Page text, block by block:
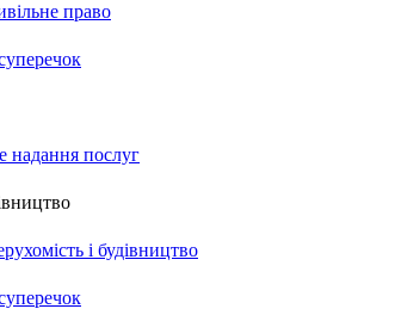
право
надання послуг
і будівництво